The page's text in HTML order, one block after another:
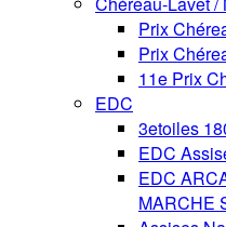
Prix
Prix
11e Prix
EDC
3etoiles
EDC
EDC
MARCHE